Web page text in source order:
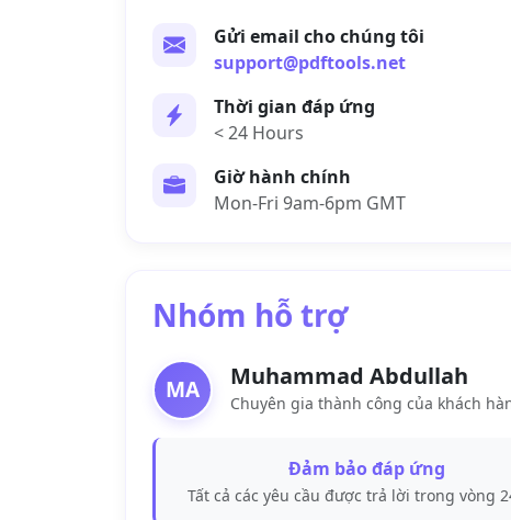
Gửi email cho chúng tôi
support@pdftools.net
Thời gian đáp ứng
< 24 Hours
Giờ hành chính
Mon-Fri 9am-6pm GMT
Nhóm hỗ trợ
MA Muhammad Abdullah
Chuyên gia thành công của khách
Đảm bảo đáp ứng
Tất cả các yêu cầu được trả lời trong vòng